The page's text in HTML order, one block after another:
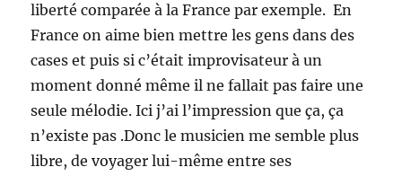
liberté comparée à la France par exemple. En
France on aime bien mettre les gens dans des
cases et puis si c’était improvisateur à un
moment donné même il ne fallait pas faire une
seule mélodie. Ici j’ai l’impression que ça, ça
n’existe pas .Donc le musicien me semble plus
libre, de voyager lui-même entre ses